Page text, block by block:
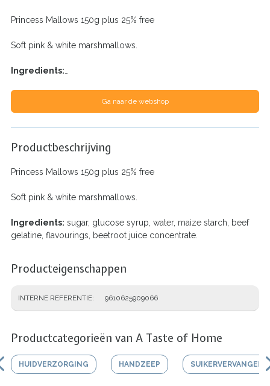
Princess Mallows 150g plus 25% free
Soft pink & white marshmallows.
Ingredients:
Ga naar de webshop
Productbeschrijving
Princess Mallows 150g plus 25% free
Soft pink & white marshmallows.
Ingredients: sugar, glucose syrup, water, maize starch, beef
gelatine, flavourings, beetroot juice concentrate.
Producteigenschappen
INTERNE REFERENTIE 9610625909066
Productcategorieën van A Taste of Home
HUIDVERZORGING HANDZEEP SUIKERVERVANGER